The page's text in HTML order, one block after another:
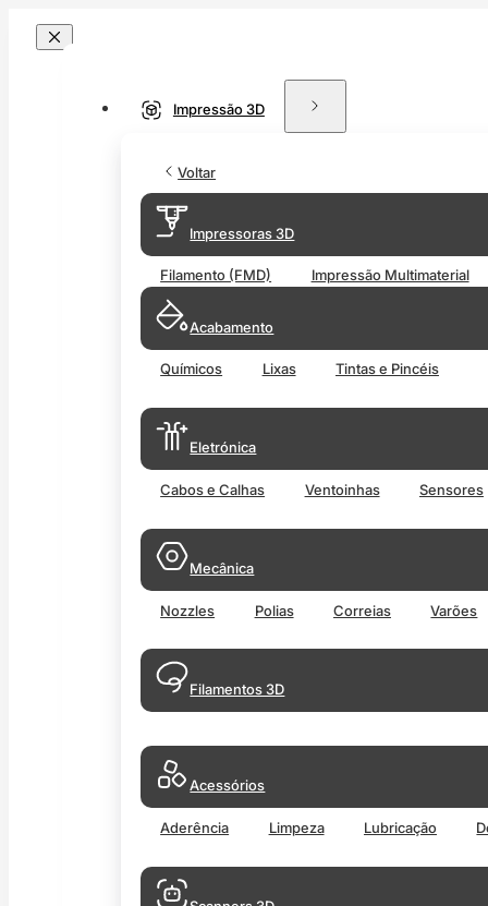
Impressão 3D
Voltar
Impressoras 3D
Filamento (FMD) Impressão Multimaterial
Acabamento
Químicos Lixas Tintas e Pincéis
Eletrónica
Cabos e Calhas Ventoinhas Sensores
Mecânica
Nozzles Polias Correias Varões
Filamentos 3D
Acessórios
Aderência Limpeza Lubricação